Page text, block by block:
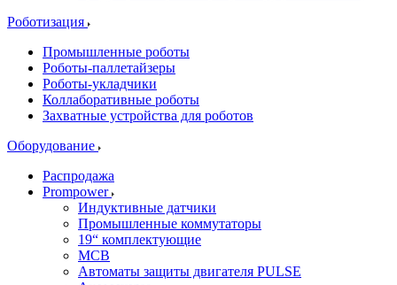
Роботизация
Промышленные роботы
Роботы-паллетайзеры
Роботы-укладчики
Коллаборативные роботы
Захватные устройства для роботов
Оборудование
Распродажа
Prompower
Индуктивные датчики
Промышленные коммутаторы
19“ комплектующие
MCB
Автоматы защиты двигателя PULSE